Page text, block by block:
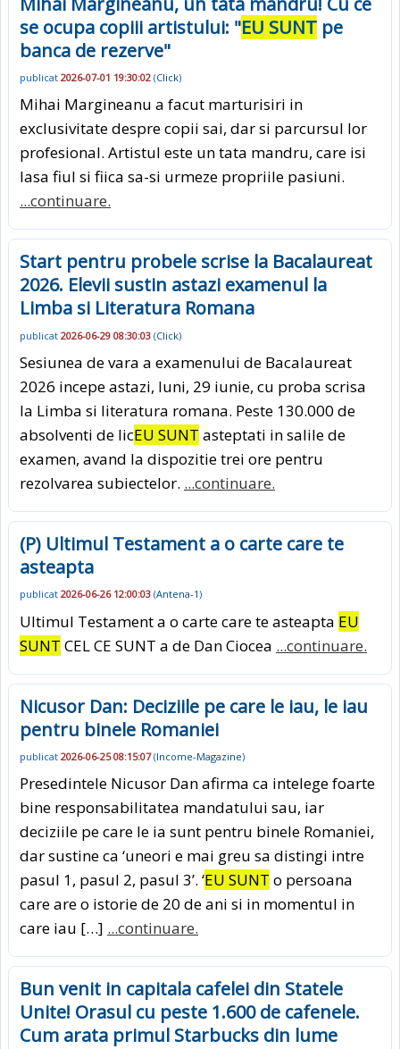
se ocupa copiii artistului: "EU SUNT pe
banca de rezerve"
publicat 2026-07-01 19:30:02 (Click)
Mihai Margineanu a facut marturisiri in
exclusivitate despre copii sai, dar si parcursul lor
profesional. Artistul este un tata mandru, care isi
lasa fiul si fiica sa-si urmeze propriile pasiuni.
...continuare.
Start pentru probele scrise la Bacalaureat
2026. Elevii sustin astazi examenul la
Limba si Literatura Romana
publicat 2026-06-29 08:30:03 (Click)
Sesiunea de vara a examenului de Bacalaureat
2026 incepe astazi, luni, 29 iunie, cu proba scrisa
la Limba si literatura romana. Peste 130.000 de
absolventi de licEU SUNT asteptati in salile de
examen, avand la dispozitie trei ore pentru
rezolvarea subiectelor. ...continuare.
(P) Ultimul Testament a o carte care te
asteapta
publicat 2026-06-26 12:00:03 (Antena-1)
Ultimul Testament a o carte care te asteapta EU
SUNT CEL CE SUNT a de Dan Ciocea ...continuare.
Nicusor Dan: Deciziile pe care le iau, le iau
pentru binele Romaniei
publicat 2026-06-25 08:15:07(Income-Magazine)
Presedintele Nicusor Dan afirma ca intelege foarte
bine responsabilitatea mandatului sau, iar
deciziile pe care le ia sunt pentru binele Romaniei,
dar sustine ca ‘uneori e mai greu sa distingi intre
pasul 1, pasul 2, pasul 3’. ‘EU SUNT o persoana
care are o istorie de 20 de ani si in momentul in
care iau […] ...continuare.
Bun venit in capitala cafelei din Statele
Unite! Orasul cu peste 1.600 de cafenele.
Cum arata primul Starbucks din lume